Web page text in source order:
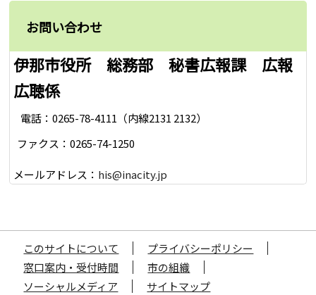
お問い合わせ
伊那市役所 総務部 秘書広報課 広報
広聴係
電話：0265-78-4111（内線2131 2132）
ファクス：0265-74-1250
メールアドレス： his@inacity.jp
このサイトについて
プライバシーポリシー
窓口案内・受付時間
市の組織
ソーシャルメディア
サイトマップ